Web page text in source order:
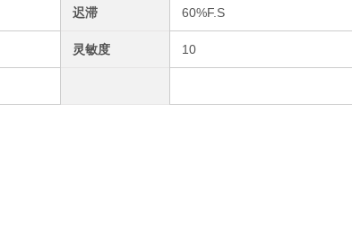
迟滞 60%F.S
灵敏度 10